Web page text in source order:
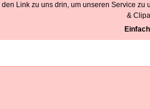
den Link zu uns drin, um unseren Service
&